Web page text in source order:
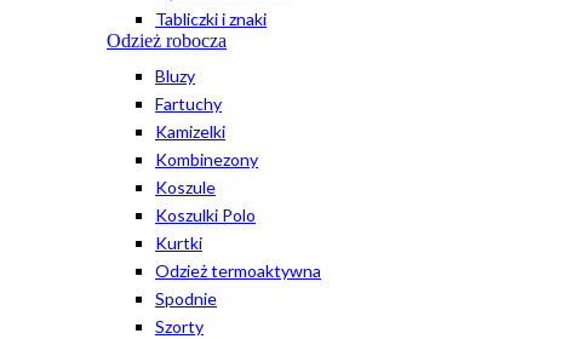
Tabliczki i znaki
Odzież robocza
Bluzy
Fartuchy
Kamizelki
Kombinezony
Koszule
Koszulki Polo
Kurtki
Odzież termoaktywna
Spodnie
Szorty